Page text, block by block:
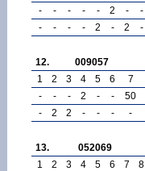
-
- - - - 2 - -
-
- - - 2 - 2 -
12. 009057
1
2 3 4 5 6 7
-
- - 2 - - 50
-
2 2 - - - -
13. 052069
1
2 3 4 5 6 7 8